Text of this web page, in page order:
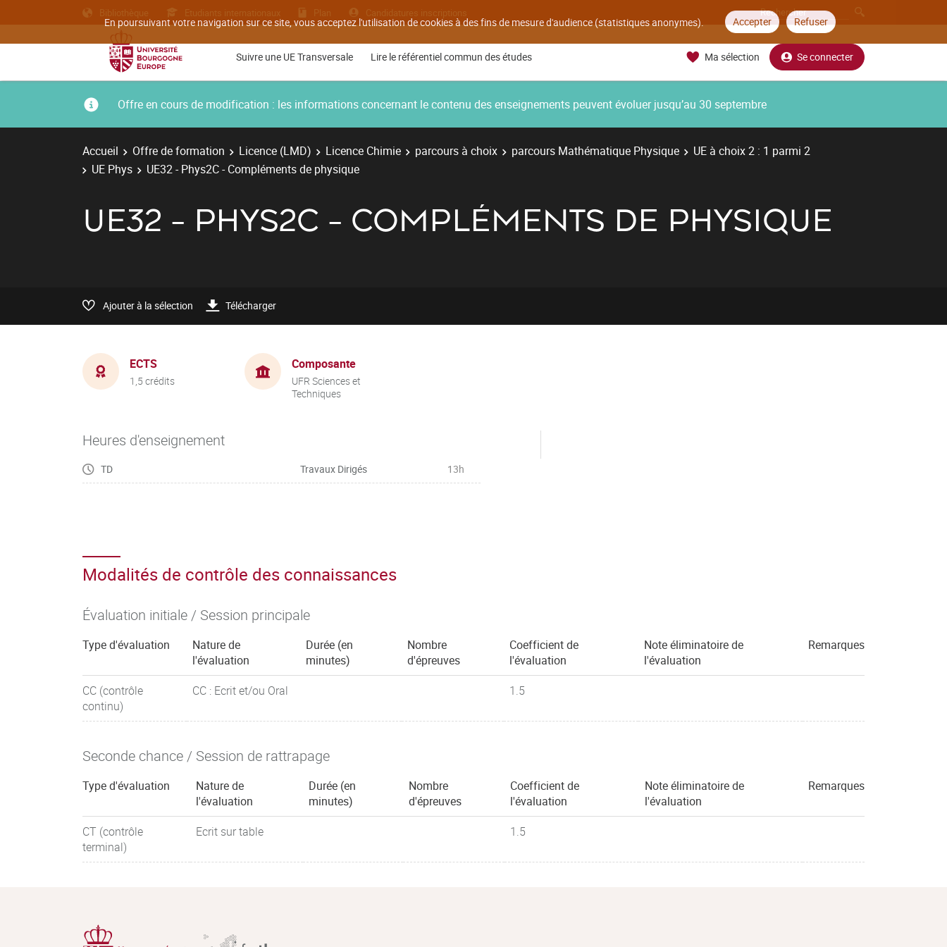
En poursuivant votre navigation sur ce site, vous acceptez l'utilisation de cookies à des fins de mesure d'audience (statistiques anonymes). Accepter Refuser
Bibliothèque Etudiants internationaux Plan Candidatures inscriptions
Suivre une UE Transversale Lire le référentiel commun des études Ma sélection Se connecter
Offre en cours de modification : les informations concernant le contenu des enseignements peuvent évoluer jusqu’au 30 septembre
Accueil Offre de formation Licence (LMD) Licence Chimie parcours à choix parcours Mathématique Physique
UE à choix 2 : 1 parmi 2
UE Phys
UE32 - Phys2C - Compléments de physique
UE32 - PHYS2C - COMPLÉMENTS DE PHYSIQUE
Ajouter à la sélection Télécharger
ECTS
1,5 crédits
Composante
UFR Sciences et
Techniques
Heures d'enseignement
TD Travaux Dirigés 13h
Modalités de contrôle des connaissances
Évaluation initiale / Session principale
Type d'évaluation
Nature de
l'évaluation
Durée (en
minutes)
Nombre
d'épreuves
Coefficient de
l'évaluation
Note éliminatoire de
l'évaluation
Remarques
CC (contrôle
continu)
CC : Ecrit et/ou Oral 1.5
Seconde chance / Session de rattrapage
Type d'évaluation
Nature de
l'évaluation
Durée (en
minutes)
Nombre
d'épreuves
Coefficient de
l'évaluation
Note éliminatoire de
l'évaluation
Remarques
CT (contrôle
terminal)
Ecrit sur table 1.5